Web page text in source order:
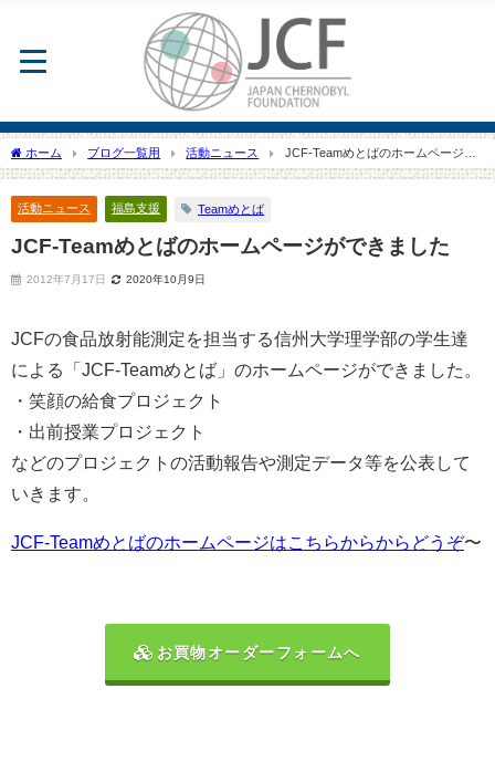
ホーム ブログ一覧用 活動ニュース
JCF-Teamめとばのホームページが
できました
活動ニュース 福島支援 Teamめとば
JCF-Teamめとばのホームページができました
2012年7月17日 2020年10月9日
JCFの食品放射能測定を担当する信州大学理学部の学生達
による「JCF-Teamめとば」のホームページができました。
・笑顔の給食プロジェクト
・出前授業プロジェクト
などのプロジェクトの活動報告や測定データ等を公表して
いきます。
JCF-Teamめとばのホームページはこちらからからどうぞ〜
お買物オーダーフォームへ